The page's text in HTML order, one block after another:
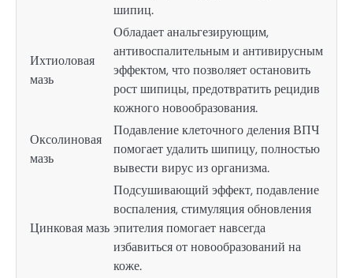
шипиц.
Ихтиоловая
мазь
Обладает анальгезирующим,
антивоспалительным и антивирусным
эффектом, что позволяет остановить
рост шипицы, предотвратить рецидив
кожного новообразования.
Оксолиновая
мазь
Подавление клеточного деления ВПЧ
помогает удалить шипицу, полностью
вывести вирус из организма.
Цинковая мазь
Подсушивающий эффект, подавление
воспаления, стимуляция обновления
эпителия помогает навсегда
избавиться от новообразований на
коже.